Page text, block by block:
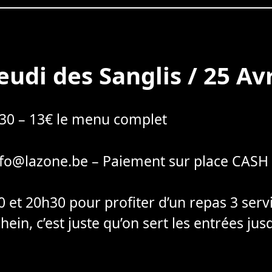
des Sanglis / 25
– 13€ le menu complet
– Paiement sur place CASH
et 20h30 pour profiter d’un repas 3
c’est juste qu’on sert les entrées